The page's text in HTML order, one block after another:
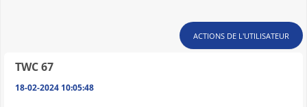
ACTIONS DE L'UTILISATEUR
TWC 67
18-02-2024 10:05:48